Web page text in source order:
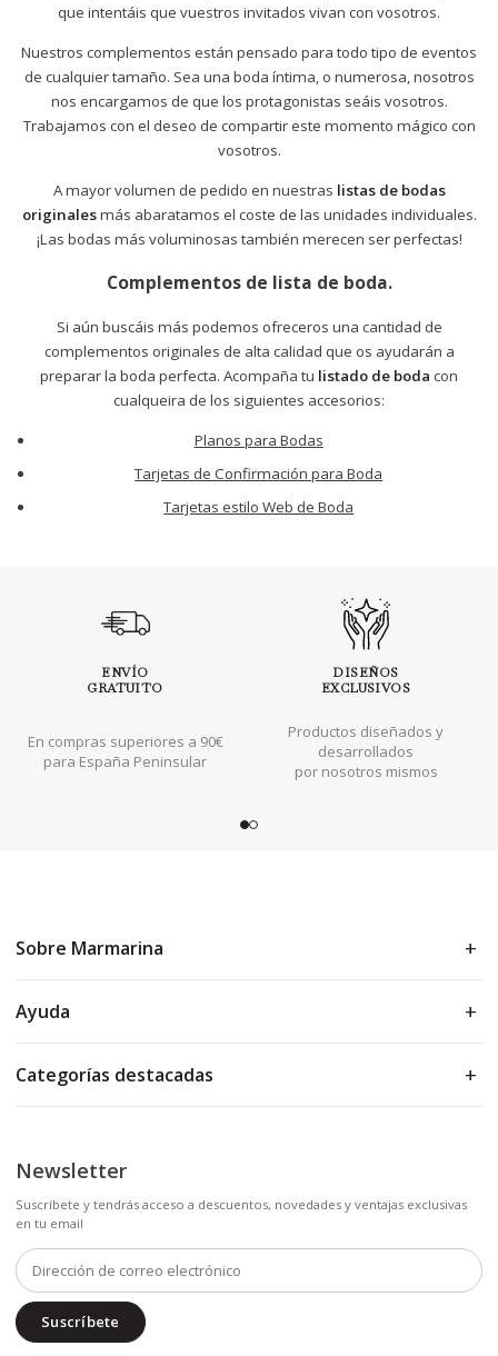
que intentáis que vuestros invitados vivan con vosotros.
Nuestros complementos están pensado para todo tipo de eventos
de cualquier tamaño. Sea una boda íntima, o numerosa, nosotros
nos encargamos de que los protagonistas seáis vosotros.
Trabajamos con el deseo de compartir este momento mágico con
vosotros.
A mayor volumen de pedido en nuestras listas de bodas
originalesmás abaratamos el coste de las unidades individuales.
¡Las bodas más voluminosas también merecen ser perfectas!
Complementos de lista de boda.
Si aún buscáis más podemos ofreceros una cantidad de
complementos originales de alta calidad que os ayudarán a
preparar la boda perfecta. Acompaña tu listado de boda con
cualqueira de los siguientes accesorios:
Planos para Bodas
Tarjetas de Confirmación para Boda
Tarjetas estilo Web de Boda
ENVÍO
GRATUITO
En compras superiores a 90€
para España Peninsular
DISEÑOS
EXCLUSIVOS
Productos diseñados y
desarrollados
por nosotros mismos
Sobre Marmarina
Ayuda
Categorías destacadas
Newsletter
Suscríbete y tendrás acceso a descuentos, novedades y ventajas exclusivas
en tu email
Suscríbete